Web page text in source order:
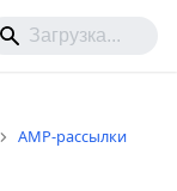
AMP-рассылки